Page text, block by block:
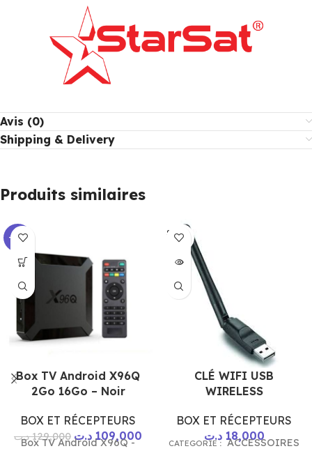
Avis (0)
Shipping & Delivery
Produits similaires
-16%
Box TV Android X96Q
2Go 16Go – Noir
BOX ET RÉCEPTEURS
129,000 د.ت 109,000 د.ت
Box TV Android X96Q -
SOLD
OUT
CLÉ WIFI USB
WIRELESS
BOX ET RÉCEPTEURS
18,000 د.ت
CATEGORIE:ACCESSOIRES